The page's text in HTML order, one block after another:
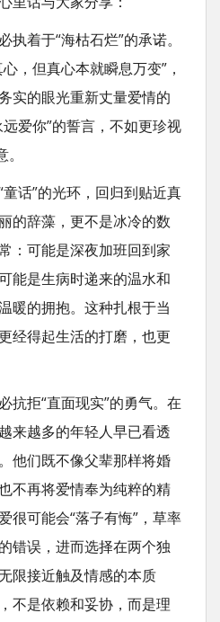
着于“海枯石烂”的承诺。
，但真心本就瞬息万变”，
实的眼光重新丈量爱情的
爱你”的誓言，不如更珍视
话”的光环，回归到贴近真
辞藻，更不是冰冷的数
：可能是深夜加班回到家
能是生病时递来的温水和
暖的拥抱。这种扎根于当
经得起生活的打磨，也更
抗拒“直面现实”的勇气。在
来越多的年轻人早已看透
他们既不像父辈那样将婚
不再将爱情奉为纯粹的精
很可能会“落子有悔”，草率
错误，进而选择在两个独
限接近触及情感的本质
是依赖和妥协，而是理